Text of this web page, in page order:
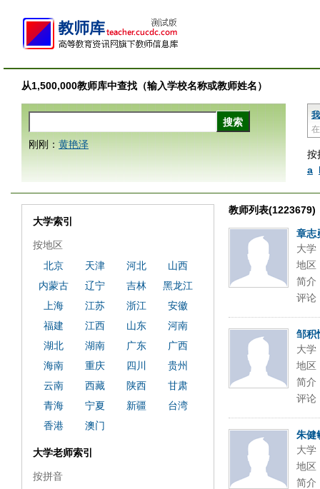
从1,500,000教师库中查找（输入学校名称或教师姓名）
按
a
刚刚： 黄艳泽
教师列表(1223679)
章志
大学
地区
简介
评论
邹积
大学
地区
简介
评论
朱健
大学
地区
简介
大学索引
按地区
北京
天津 河北
山西
内蒙古
辽宁 吉林
黑龙江
上海
江苏 浙江
安徽
福建
江西 山东
河南
湖北
湖南 广东
广西
海南
重庆 四川
贵州
云南
西藏 陕西
甘肃
青海
宁夏 新疆
台湾
香港
澳门
大学老师索引
按拼音